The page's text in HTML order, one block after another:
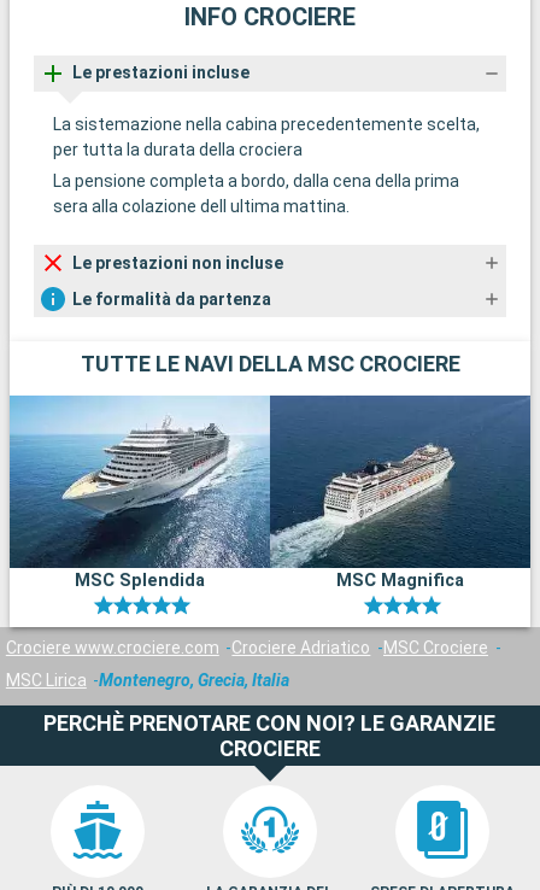
INFO CROCIERE
Le prestazioni incluse
La sistemazione nella cabina precedentemente scelta,
per tutta la durata della crociera
La pensione completa a bordo, dalla cena della prima
sera alla colazione dell ultima mattina.
Le prestazioni non incluse
Le formalità da partenza
TUTTE LE NAVI DELLA MSC CROCIERE
MSC Splendida MSC Magnifica
Crociere www.crociere.com Crociere Adriatico
MSC Crociere
MSC Lirica
Montenegro, Grecia, Italia
PERCHÈ PRENOTARE CON NOI? LE GARANZIE
CROCIERE